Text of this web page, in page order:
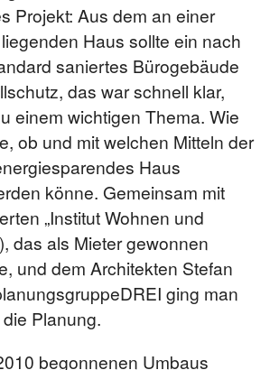
Projekt: Aus dem an einer
Haus sollte ein nach
saniertes Bürogebäude
das war schnell klar,
einem wichtigen Thema. Wie
ob und mit welchen Mitteln der
Haus
könne. Gemeinsam mit
„Institut Wohnen und
das als Mieter gewonnen
und dem Architekten Stefan
ging man
Planung.
begonnenen Umbaus